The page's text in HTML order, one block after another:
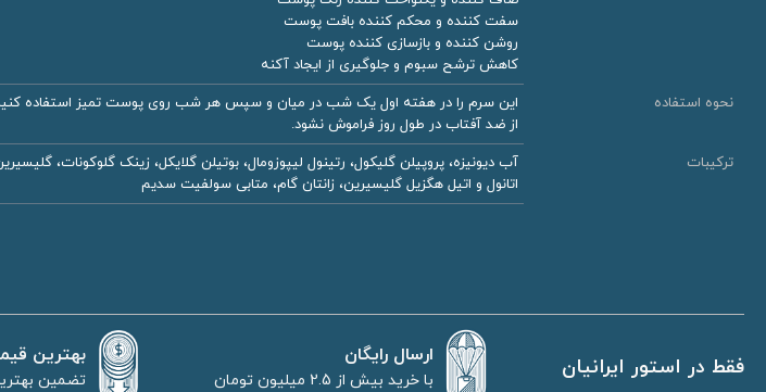
سفت کننده و محکم کننده بافت پوست
روشن کننده و بازسازی کننده پوست
کاهش ترشح سبوم و جلوگیری از ایجاد آکنه
نحوه استفاده
این سرم را در هفته اول یک شب در میان و سپس هر شب روی پوست تمیز استفاده
از ضد آفتاب در طول روز فراموش نشود.
ترکیبات
اتانول و اتیل هگزیل گلیسیرین، زانتان گام، متابی سولفیت سدیم
فقط در استور ایرانیان ارسال رایگان
با خرید بیش از 2.5 میلیون تومان
بهترین
تضمین